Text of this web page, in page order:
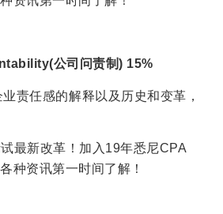
公司问责制) 15%
责任感的解释以及历史和变革，